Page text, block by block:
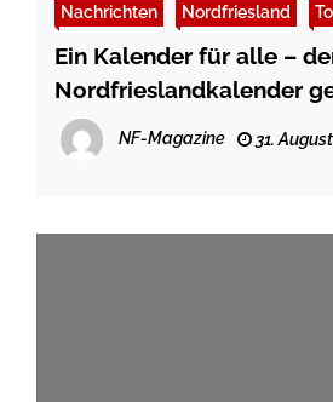
Nachrichten Nordfriesland
Ein Kalender für alle –
Nordfrieslandkalender
NF-Magazine 31.